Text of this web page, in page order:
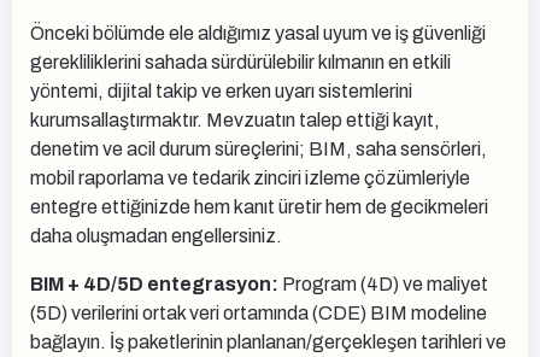
Önceki bölümde ele aldığımız yasal uyum ve iş güvenliği
gerekliliklerini sahada sürdürülebilir kılmanın en etkili
yöntemi, dijital takip ve erken uyarı sistemlerini
kurumsallaştırmaktır. Mevzuatın talep ettiği kayıt,
denetim ve acil durum süreçlerini; BIM, saha sensörleri,
mobil raporlama ve tedarik zinciri izleme çözümleriyle
entegre ettiğinizde hem kanıt üretir hem de gecikmeleri
daha oluşmadan engellersiniz.
BIM + 4D/5D entegrasyon: Program (4D) ve maliyet
(5D) verilerini ortak veri ortamında (CDE) BIM modeline
bağlayın. İş paketlerinin planlanan/gerçekleşen tarihleri ve